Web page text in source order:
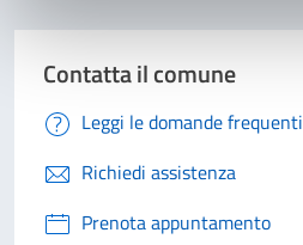
Contatta il comune
Leggi le domande frequenti
Richiedi assistenza
Prenota appuntamento